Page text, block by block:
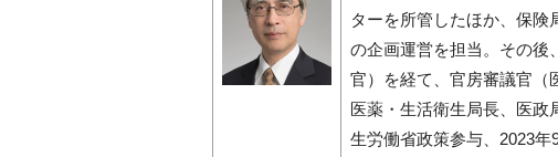
ターを所管したほか、保
の企画運営を担当。その後
官）を経て、官房審議官（
医薬・生活衛生局長、医政
生労働省政策参与、2023